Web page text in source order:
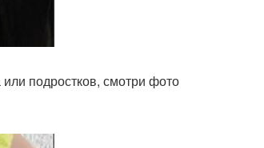
подростков, смотри фото